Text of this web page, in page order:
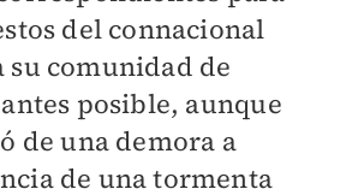
del connacional
su comunidad de
posible, aunque
de una demora a
de una tormenta